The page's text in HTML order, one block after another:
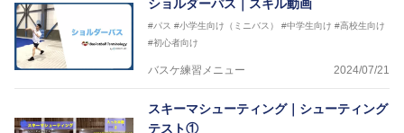
ショルダーパス｜スキル動画
#パス #小学生向け（ミニバス） #中学生向け #高校生向け
#初心者向け
バスケ練習メニュー 2024/07/21
スキーマシューティング｜シューティング
テスト①